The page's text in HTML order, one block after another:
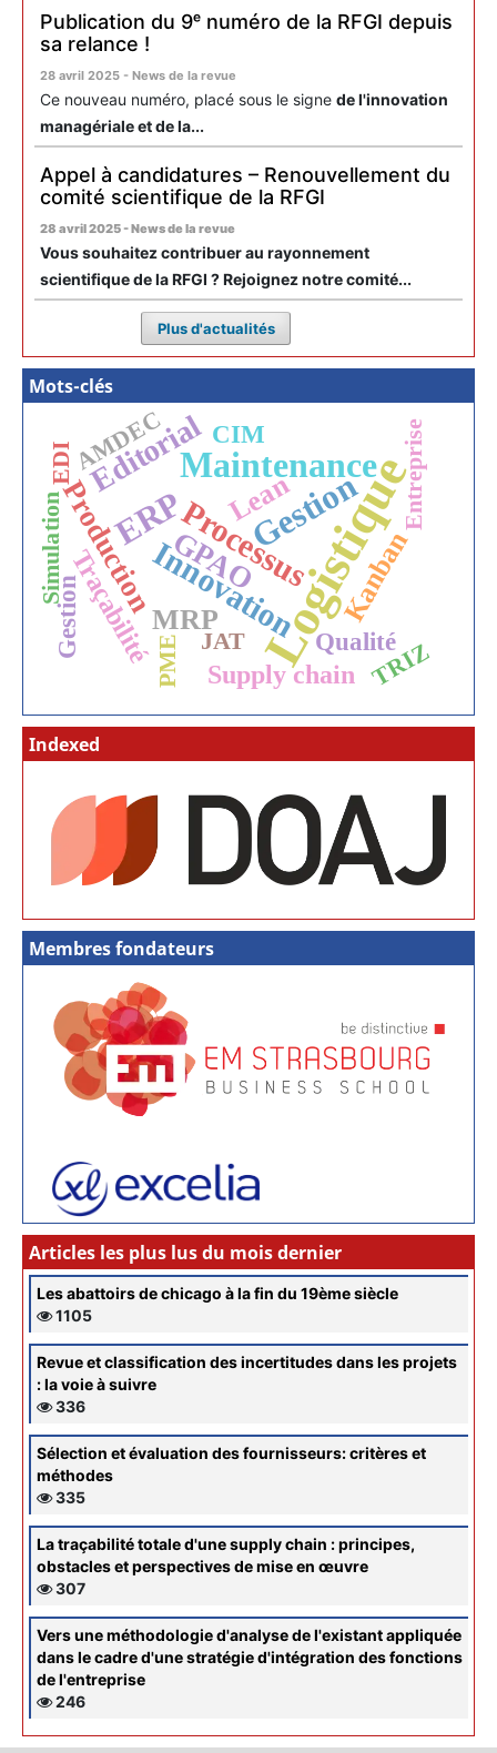
Publication du 9ᵉ numéro de la RFGI depuis
sa relance !
28 avril 2025 - News de la revue
Ce nouveau numéro, placé sous le signe de l'innovation
managériale et de la...
Appel à candidatures – Renouvellement du
comité scientifique de la RFGI
28 avril 2025 - News de la revue
Vous souhaitez contribuer au rayonnement
scientifique de la RFGI ? Rejoignez notre comité...
Plus d'actualités
Mots-clés
Logistique
Maintenance
Gestion
ERPProcessus
Innovation
Editorial
GPAO
Production Kanban
MRP
Lean
Supply chain
Traçabilité
CIM
Gestion Qualité
Simulation
TRIZ
PME
EDI
JAT
AMDEC Entreprise
Indexed
Membres fondateurs
Articles les plus lus du mois dernier
Les abattoirs de chicago à la fin du 19ème siècle
1105
Revue et classification des incertitudes dans les projets
: la voie à suivre
336
Sélection et évaluation des fournisseurs: critères et
méthodes
335
La traçabilité totale d'une supply chain : principes,
obstacles et perspectives de mise en œuvre
307
Vers une méthodologie d'analyse de l'existant appliquée
dans le cadre d'une stratégie d'intégration des fonctions
de l'entreprise
246